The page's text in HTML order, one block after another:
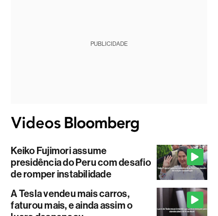
PUBLICIDADE
Keiko Fujimori assume
presidência do Peru com desafio
de romper instabilidade
A Tesla vendeu mais carros,
faturou mais, e ainda assim o